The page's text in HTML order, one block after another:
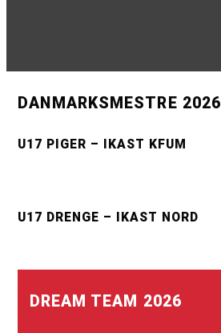
DANMARKSMESTRE 2026
U17 PIGER – IKAST KFUM
U17 DRENGE – IKAST NORD
DREAM TEAM 2026